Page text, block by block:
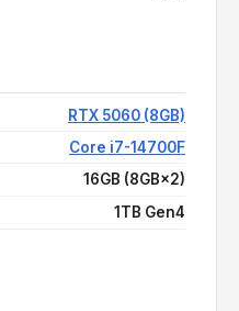
¥364,800
RTX 5060 (8GB)
Core i7-14700F
16GB (8GB×2)
1TB Gen4